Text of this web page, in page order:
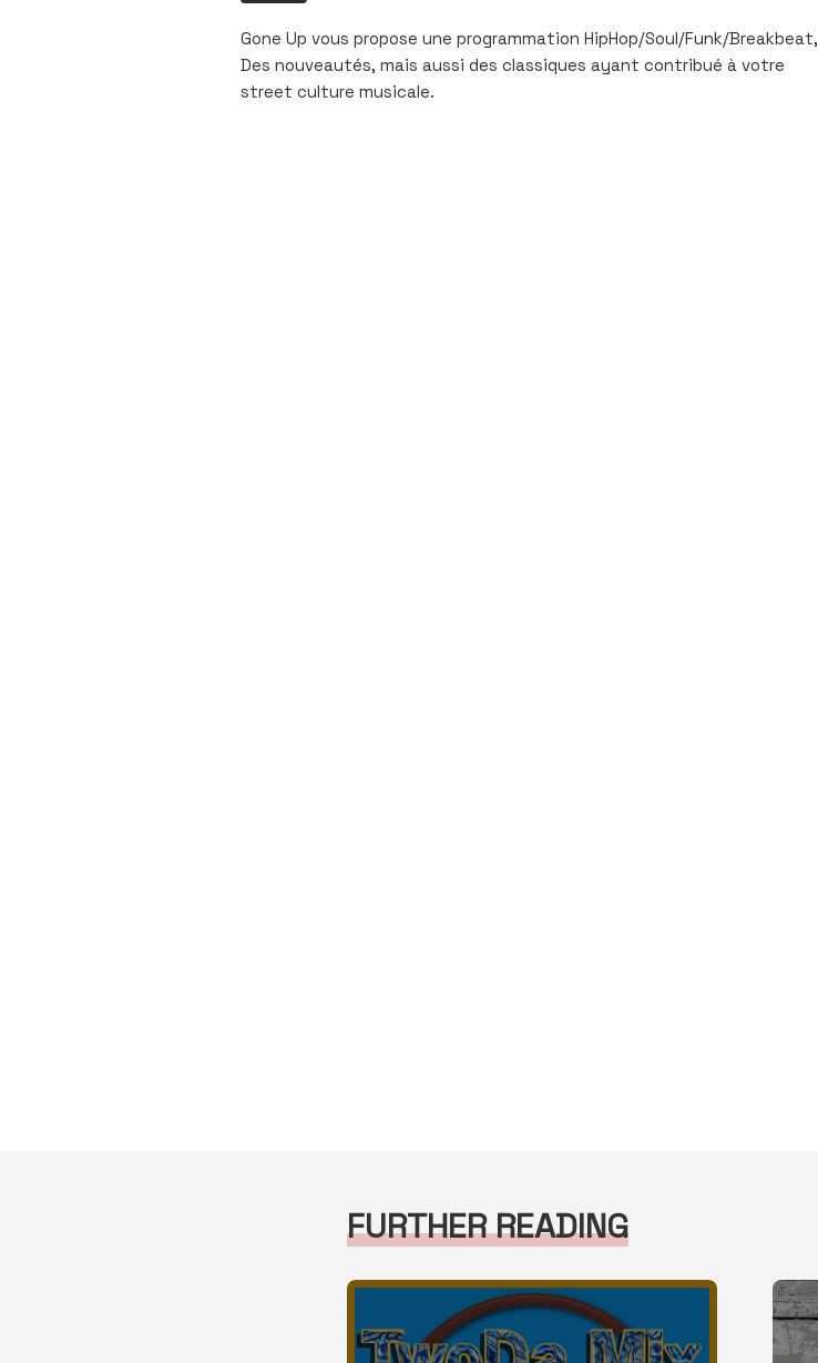
Gone Up vous propose une programmation HipHop/Soul/Funk/Breakbeat,
Des nouveautés, mais aussi des classiques ayant contribué à votre
street culture musicale.
FURTHER READING